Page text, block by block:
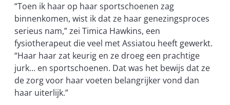
“Toen ik haar op haar sportschoenen zag
binnenkomen, wist ik dat ze haar genezingsproces
serieus nam,” zei Timica Hawkins, een
fysiotherapeut die veel met Assiatou heeft gewerkt.
“Haar haar zat keurig en ze droeg een prachtige
jurk… en sportschoenen. Dat was het bewijs dat ze
de zorg voor haar voeten belangrijker vond dan
haar uiterlijk.”